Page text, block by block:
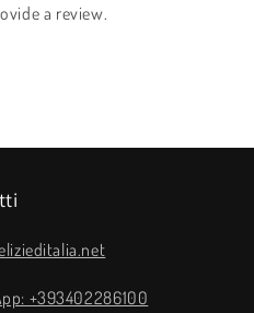
a review.
+393402286100